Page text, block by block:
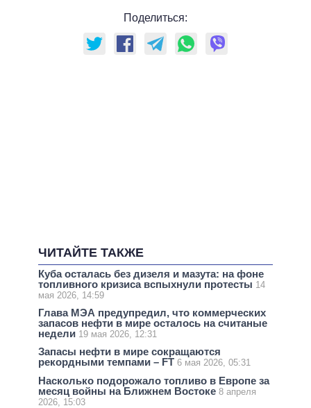
Поделиться:
ЧИТАЙТЕ ТАКЖЕ
Куба осталась без дизеля и мазута: на фоне
топливного кризиса вспыхнули протесты 14
мая 2026, 14:59
Глава МЭА предупредил, что коммерческих
запасов нефти в мире осталось на считаные
недели 19 мая 2026, 12:31
Запасы нефти в мире сокращаются
рекордными темпами – FT 6 мая 2026, 05:31
Насколько подорожало топливо в Европе за
месяц войны на Ближнем Востоке 8 апреля
2026, 15:03